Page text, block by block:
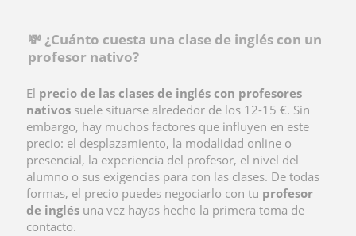
💸 ¿Cuánto cuesta una clase de inglés con un
profesor nativo?
El precio de las clases de inglés con profesores
nativos suele situarse alrededor de los 12-15 €. Sin
embargo, hay muchos factores que influyen en este
precio: el desplazamiento, la modalidad online o
presencial, la experiencia del profesor, el nivel del
alumno o sus exigencias para con las clases. De todas
formas, el precio puedes negociarlo con tu profesor
de inglés una vez hayas hecho la primera toma de
contacto.